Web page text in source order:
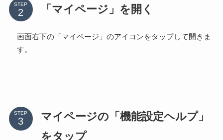
STEP 「マイページ」を開く
画面右下の「マイページ」のアイコンをタップして開きま
す。
STEP
マイページの「機能設定ヘルプ」
をタップ